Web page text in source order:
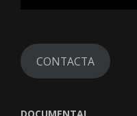
CONTACTA